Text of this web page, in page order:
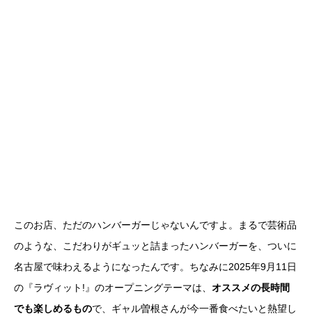
このお店、ただのハンバーガーじゃないんですよ。まるで芸術品
のような、こだわりがギュッと詰まったハンバーガーを、ついに
名古屋で味わえるようになったんです。ちなみに2025年9月11日
の『ラヴィット!』のオープニングテーマは、 オススメの長時間
でも楽しめるもので、ギャル曽根さんが今一番食べたいと熱望し